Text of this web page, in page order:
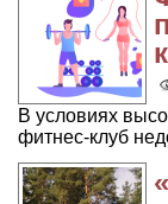
В условиях
фитнес-клуб